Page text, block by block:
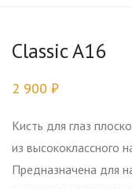
Classic A16
2 900 ₽
Кисть для глаз
из высококлассного
Предназначена для